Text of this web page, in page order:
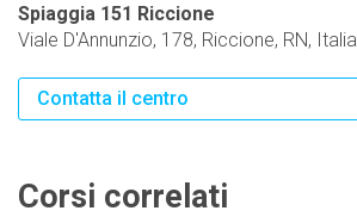
Spiaggia 151 Riccione
Viale D'Annunzio, 178, Riccione, RN, Italia
Contatta il centro
Corsi correlati